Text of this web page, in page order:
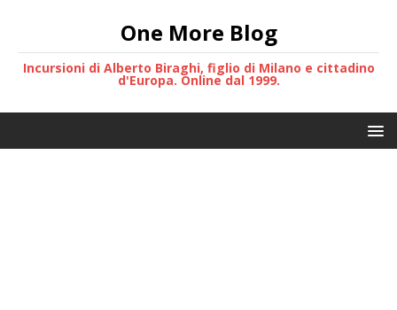
One More Blog
Incursioni di Alberto Biraghi, figlio di Milano e cittadino
d'Europa. Online dal 1999.